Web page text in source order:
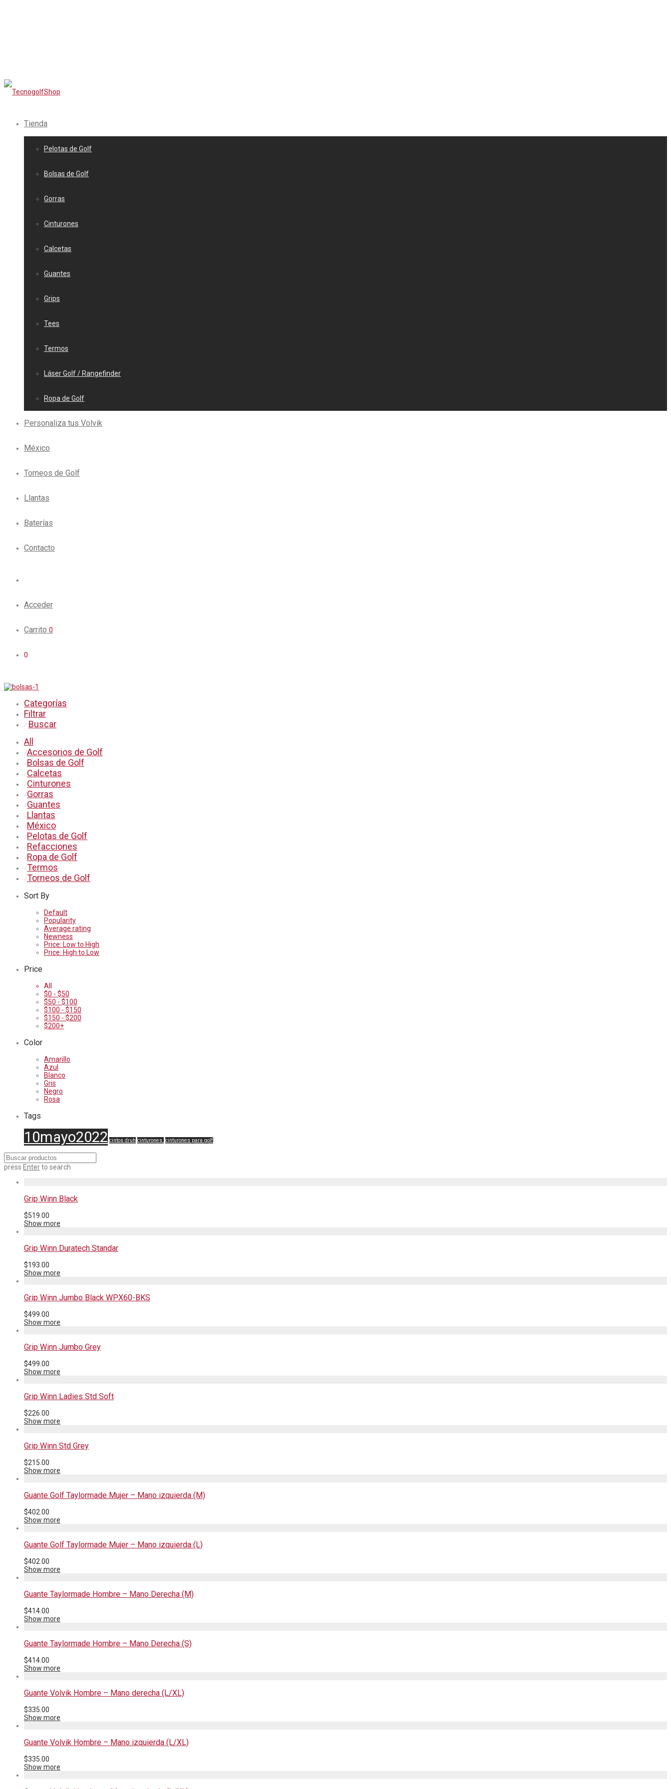
Tienda
Pelotas de Golf
Bolsas de Golf
Gorras
Cinturones
Calcetas
Guantes
Grips
Tees
Termos
Láser Golf / Rangefinder
Ropa de Golf
Personaliza tus Volvik
México
Torneos de Golf
Llantas
Baterías
Contacto
Acceder
Carrito 0
0
Categorías
Filtrar
⁄ Buscar
All
⁄Accesorios de Golf
⁄Bolsas de Golf
⁄Calcetas
⁄Cinturones
⁄Gorras
⁄Guantes
⁄Llantas
⁄México
⁄Pelotas de Golf
⁄Refacciones
⁄Ropa de Golf
⁄Termos
⁄Torneos de Golf
Sort By
Default
Popularity
Average rating
Newness
Price: Low to High
Price: High to Low
Price
All
$0 - $50
$50 - $100
$100 - $150
$150 - $200
$200+
Color
Amarillo
Azul
Blanco
Gris
Negro
Rosa
Tags
10mayo2022 cintos druh cinturones. cinturones para golf
press Enterto search
Grip Winn Black
$519.00
Show more
Grip Winn Duratech Standar
$193.00
Show more
Grip Winn Jumbo Black WPX60-BKS
$499.00
Show more
Grip Winn Jumbo Grey
$499.00
Show more
Grip Winn Ladies Std Soft
$226.00
Show more
Grip Winn Std Grey
$215.00
Show more
Guante Golf Taylormade Mujer – Mano izquierda (M)
$402.00
Show more
Guante Golf Taylormade Mujer – Mano izquierda (L)
$402.00
Show more
Guante Taylormade Hombre – Mano Derecha (M)
$414.00
Show more
Guante Taylormade Hombre – Mano Derecha (S)
$414.00
Show more
Guante Volvik Hombre – Mano derecha (L/XL)
$335.00
Show more
Guante Volvik Hombre – Mano izquierda (L/XL)
$335.00
Show more